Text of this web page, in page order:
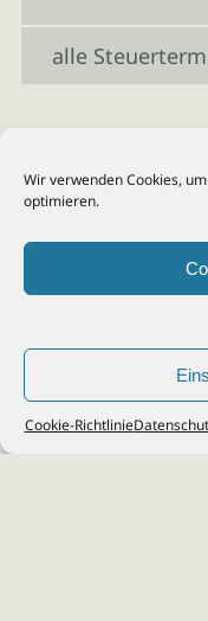
Wir verwenden Cookies,
optimieren.
Cookie-Richtlinie
alle
© 2026Steuerberater Kempf,